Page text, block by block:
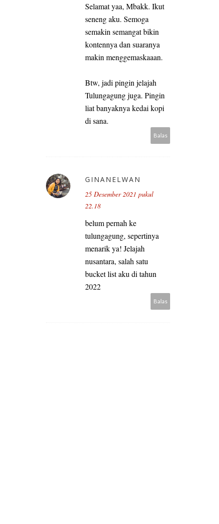
Selamat yaa, Mbakk. Ikut
seneng aku. Semoga
semakin semangat bikin
kontennya dan suaranya
makin menggemaskaaan.
Btw, jadi pingin jelajah
Tulungagung juga. Pingin
liat banyaknya kedai kopi
di sana.
Balas
GINANELWAN
25 Desember 2021 pukul
22.18
belum pernah ke
tulungagung, sepertinya
menarik ya! Jelajah
nusantara, salah satu
bucket list aku di tahun
2022
Balas